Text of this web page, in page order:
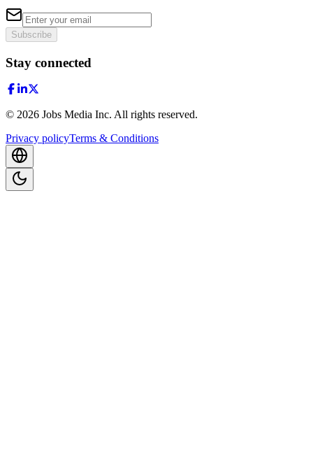
Subscribe
Stay connected
© 2026 Jobs Media Inc. All rights reserved.
Privacy policyTerms & Conditions